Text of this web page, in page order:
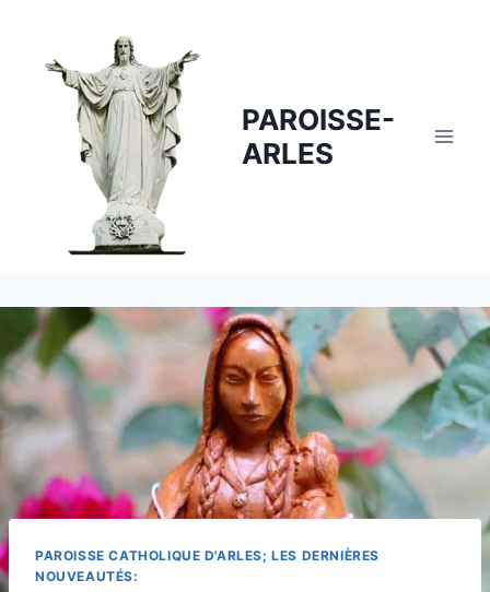
content
PAROISSE-
ARLES
PAROISSE CATHOLIQUE D'ARLES; LES DERNIÈRES
NOUVEAUTÉS: